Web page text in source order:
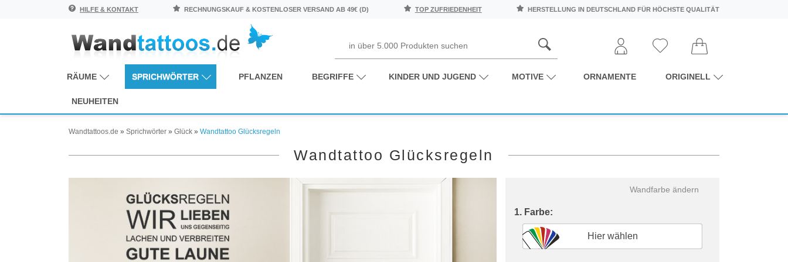
HILFE & KONTAKT RECHNUNGSKAUF & KOSTENLOSER VERSAND AB 49€ (D) TOP ZUFRIEDENHEIT HERSTELLUNG IN DEUTSCHLAND FÜR HÖCHSTE QUALITÄT
RÄUME SPRICHWÖRTER PFLANZEN BEGRIFFE KINDER UND JUGEND MOTIVE ORNAMENTE ORIGINELL
NEUHEITEN
Wandtattoos.de » Sprichwörter » Glück » Wandtattoo Glücksregeln
Wandtattoo Glücksregeln
Wandfarbe ändern
1. Farbe:
Hier wählen